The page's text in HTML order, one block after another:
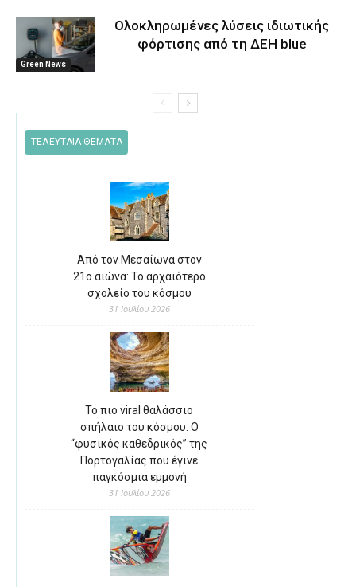
Green News
Ολοκληρωμένες λύσεις ιδιωτικής
φόρτισης από τη ΔΕΗ blue
ΤΕΛΕΥΤΑΙΑ ΘΕΜΑΤΑ
Από τον Μεσαίωνα στον
21ο αιώνα: Το αρχαιότερο
σχολείο του κόσμου
31 Ιουλίου 2026
Το πιο viral θαλάσσιο
σπήλαιο του κόσμου: Ο
“φυσικός καθεδρικός” της
Πορτογαλίας που έγινε
παγκόσμια εμμονή
31 Ιουλίου 2026